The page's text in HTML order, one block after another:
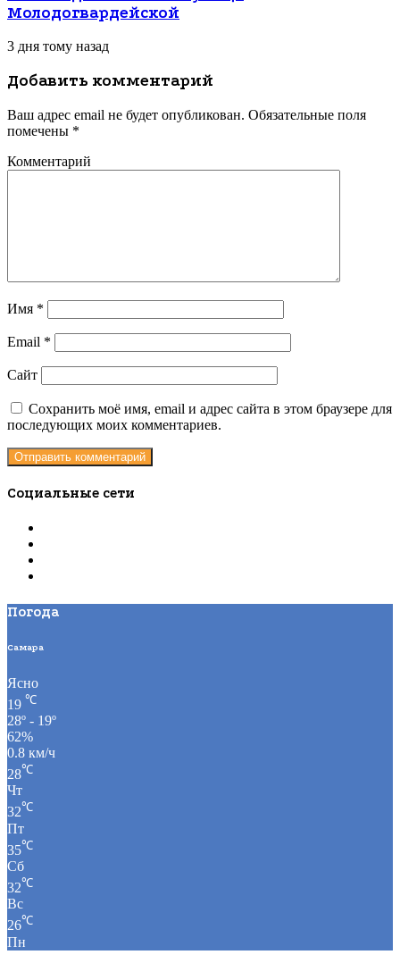
Молодогвардейской
3 дня тому назад
Добавить комментарий
Ваш адрес email не будет опубликован. Обязательные поля
помечены *
Комментарий
Имя *
Email *
Сайт
Сохранить моё имя, email и адрес сайта в этом браузере для
последующих моих комментариев.
Социальные сети
Погода
Самара
Ясно
19 ℃
28º - 19º
62%
0.8 км/ч
28℃
Чт
32℃
Пт
35℃
Сб
32℃
Вс
26℃
Пн